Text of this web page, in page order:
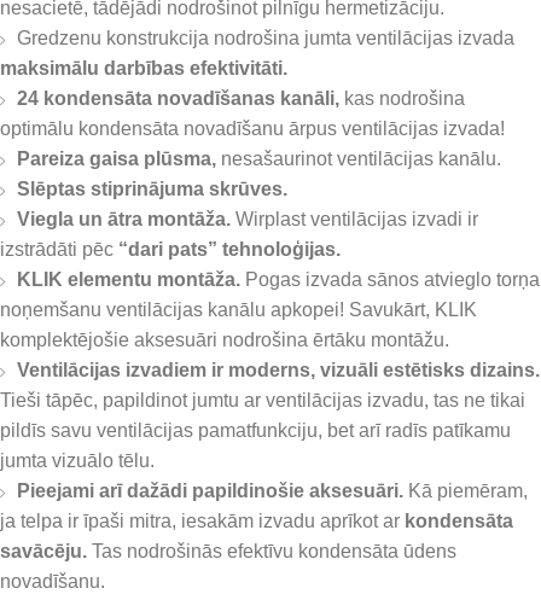
nesacietē, tādējādi nodrošinot pilnīgu hermetizāciju.
Gredzenu konstrukcija nodrošina jumta ventilācijas izvada
maksimālu darbības efektivitāti.
24 kondensāta novadīšanas kanāli, kas nodrošina
optimālu kondensāta novadīšanu ārpus ventilācijas izvada!
Pareiza gaisa plūsma, nesašaurinot ventilācijas kanālu.
Slēptas stiprinājuma skrūves.
Viegla un ātra montāža. Wirplast ventilācijas izvadi ir
izstrādāti pēc “dari pats” tehnoloģijas.
KLIK elementu montāža. Pogas izvada sānos atvieglo torņa
noņemšanu ventilācijas kanālu apkopei! Savukārt, KLIK
komplektējošie aksesuāri nodrošina ērtāku montāžu.
Ventilācijas izvadiem ir moderns, vizuāli estētisks dizains.
Tieši tāpēc, papildinot jumtu ar ventilācijas izvadu, tas ne tikai
pildīs savu ventilācijas pamatfunkciju, bet arī radīs patīkamu
jumta vizuālo tēlu.
Pieejami arī dažādi papildinošie aksesuāri. Kā piemēram,
ja telpa ir īpaši mitra, iesakām izvadu aprīkot ar kondensāta
savācēju. Tas nodrošinās efektīvu kondensāta ūdens
novadīšanu.